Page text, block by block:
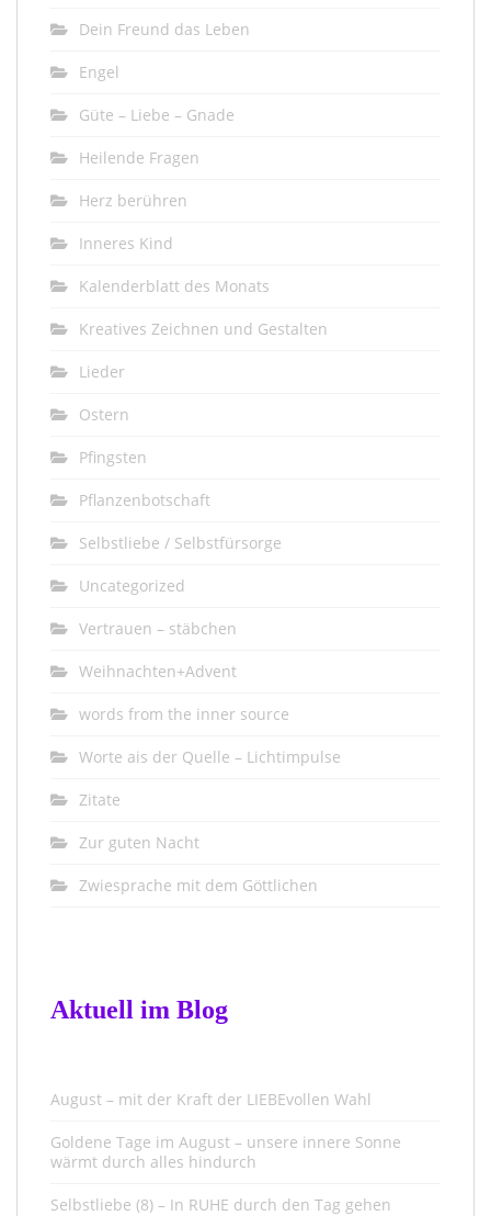
Dein Freund das Leben
Engel
Güte – Liebe – Gnade
Heilende Fragen
Herz berühren
Inneres Kind
Kalenderblatt des Monats
Kreatives Zeichnen und Gestalten
Lieder
Ostern
Pfingsten
Pflanzenbotschaft
Selbstliebe / Selbstfürsorge
Uncategorized
Vertrauen – stäbchen
Weihnachten+Advent
words from the inner source
Worte ais der Quelle – Lichtimpulse
Zitate
Zur guten Nacht
Zwiesprache mit dem Göttlichen
Aktuell im Blog
August – mit der Kraft der LIEBEvollen Wahl
Goldene Tage im August – unsere innere Sonne
wärmt durch alles hindurch
Selbstliebe (8) – In RUHE durch den Tag gehen